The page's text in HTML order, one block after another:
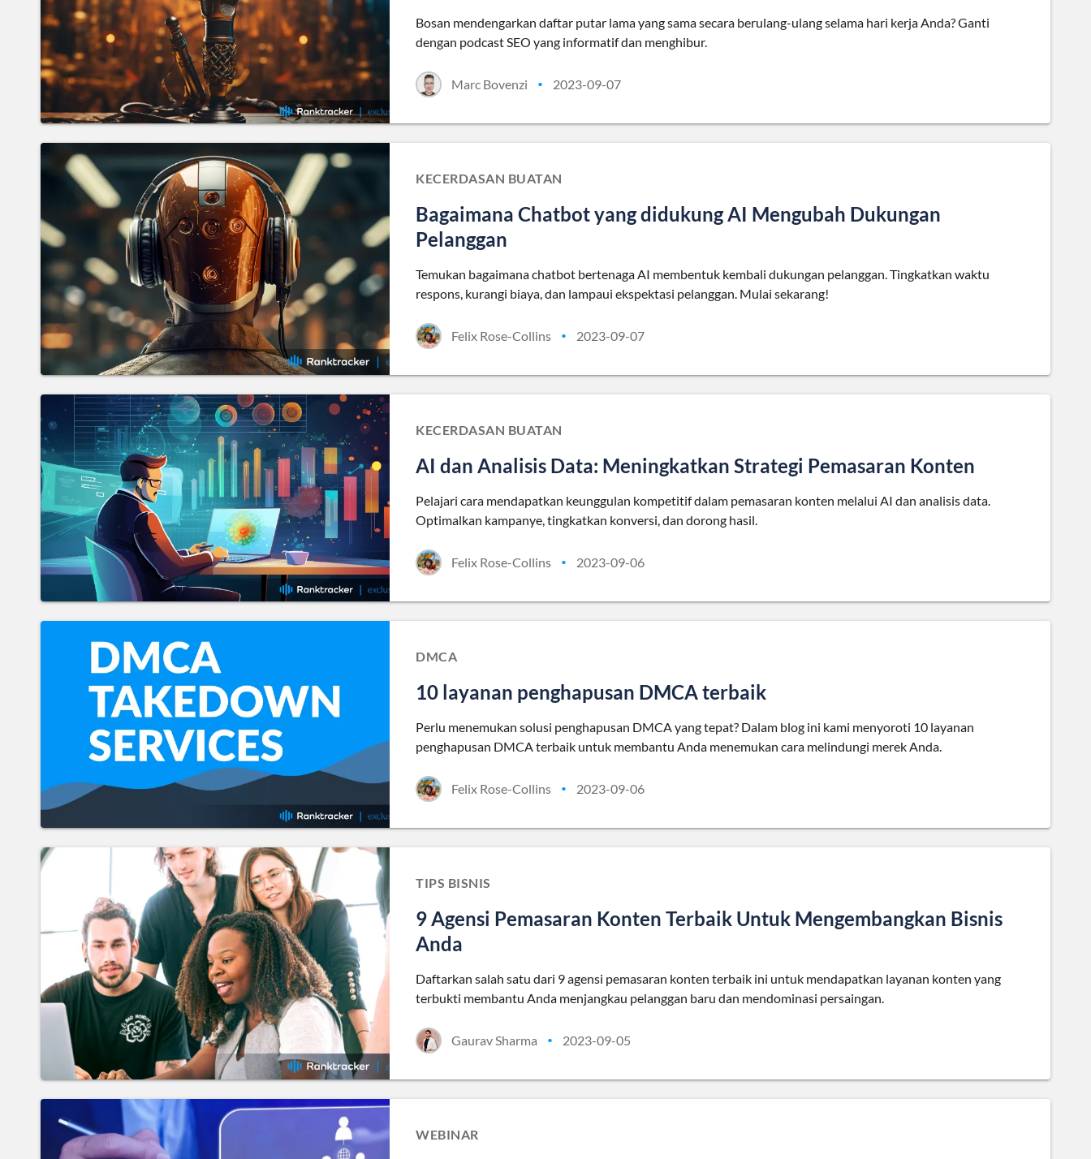
Bosan mendengarkan daftar putar lama yang sama secara berulang-ulang selama hari kerja Anda? Ganti
dengan podcast SEO yang informatif dan menghibur.
Marc Bovenzi • 2023-09-07
KECERDASAN BUATAN
Bagaimana Chatbot yang didukung AI Mengubah Dukungan
Pelanggan
Temukan bagaimana chatbot bertenaga AI membentuk kembali dukungan pelanggan. Tingkatkan waktu
respons, kurangi biaya, dan lampaui ekspektasi pelanggan. Mulai sekarang!
Felix Rose-Collins • 2023-09-07
KECERDASAN BUATAN
AI dan Analisis Data: Meningkatkan Strategi Pemasaran Konten
Pelajari cara mendapatkan keunggulan kompetitif dalam pemasaran konten melalui AI dan analisis data.
Optimalkan kampanye, tingkatkan konversi, dan dorong hasil.
Felix Rose-Collins • 2023-09-06
DMCA
10 layanan penghapusan DMCA terbaik
Perlu menemukan solusi penghapusan DMCA yang tepat? Dalam blog ini kami menyoroti 10 layanan
penghapusan DMCA terbaik untuk membantu Anda menemukan cara melindungi merek Anda.
Felix Rose-Collins • 2023-09-06
TIPS BISNIS
9 Agensi Pemasaran Konten Terbaik Untuk Mengembangkan Bisnis
Anda
Daftarkan salah satu dari 9 agensi pemasaran konten terbaik ini untuk mendapatkan layanan konten yang
terbukti membantu Anda menjangkau pelanggan baru dan mendominasi persaingan.
Gaurav Sharma • 2023-09-05
WEBINAR